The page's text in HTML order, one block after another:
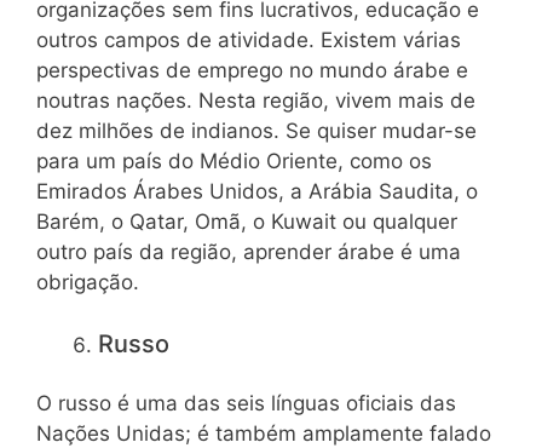
organizações sem fins lucrativos, educação e
outros campos de atividade. Existem várias
perspectivas de emprego no mundo árabe e
noutras nações. Nesta região, vivem mais de
dez milhões de indianos. Se quiser mudar-se
para um país do Médio Oriente, como os
Emirados Árabes Unidos, a Arábia Saudita, o
Barém, o Qatar, Omã, o Kuwait ou qualquer
outro país da região, aprender árabe é uma
obrigação.
Russo
O russo é uma das seis línguas oficiais das
Nações Unidas; é também amplamente falado